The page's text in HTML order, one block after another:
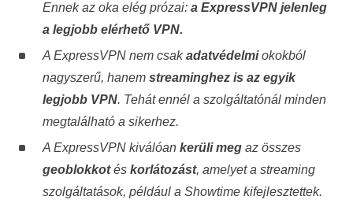
Ennek az oka elég prózai: a ExpressVPN jelenleg
a legjobb elérhető VPN.
A ExpressVPN nem csakadatvédelmiokokból
nagyszerű, hanem streaminghez is az egyik
legjobb VPN. Tehát ennél a szolgáltatónál minden
megtalálható a sikerhez.
A ExpressVPN kiválóan kerüli megaz összes
geoblokkotéskorlátozást, amelyet a streaming
szolgáltatások, például a Showtime kifejlesztettek.